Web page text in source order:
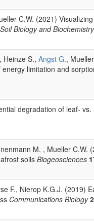
C.W. (2021)
Soil Biology and Biochemistry
Heinze S., Angst G.,
limitation and
degradation of leaf-
M. , Mueller C.W.
soils Biogeosciences
F., Nierop K.G.J. (2019)
Communications Biology 2